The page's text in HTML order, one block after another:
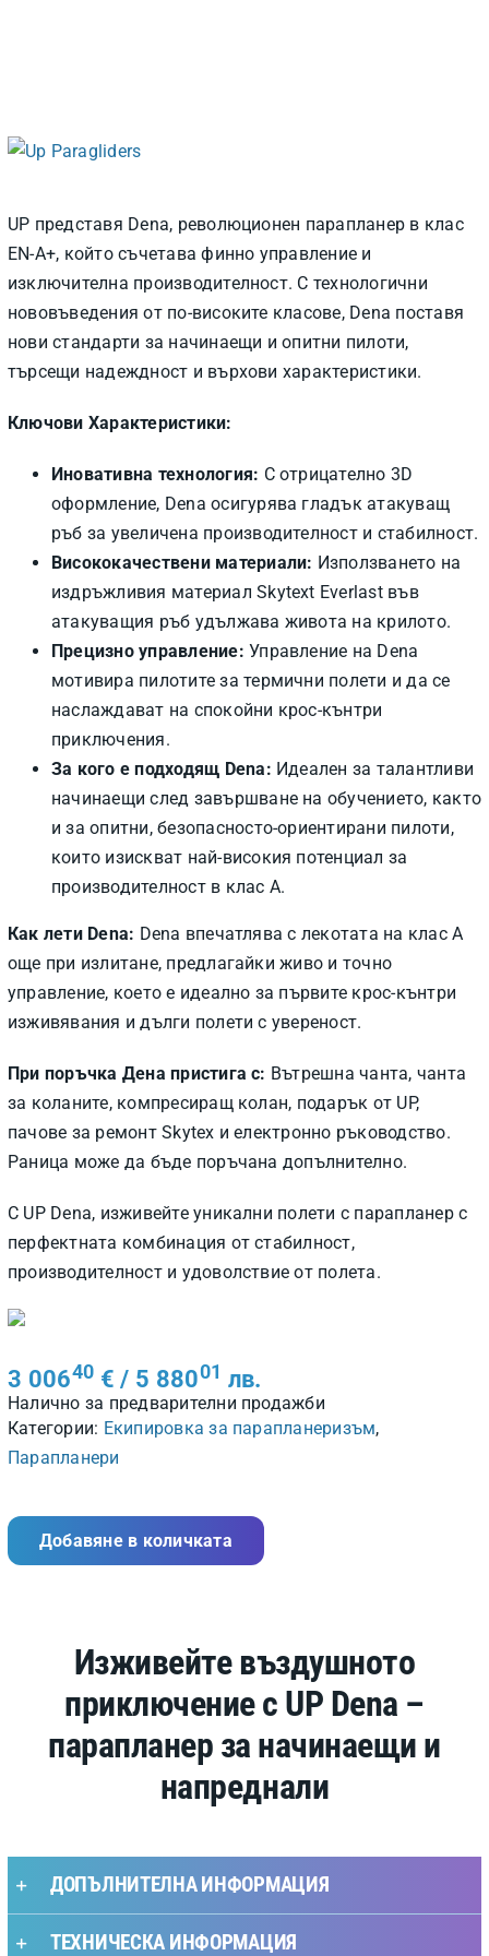
UP представя Dena, революционен парапланер в клас
EN-A+, който съчетава финно управление и
изключителна производителност. С технологични
нововъведения от по-високите класове, Dena поставя
нови стандарти за начинаещи и опитни пилоти,
търсещи надеждност и върхови характеристики.
Ключови Характеристики:
Иновативна технология: С отрицателно 3D
оформление, Dena осигурява гладък атакуващ
ръб за увеличена производителност и стабилност.
Висококачествени материали: Използването на
издръжливия материал Skytext Everlast във
атакуващия ръб удължава живота на крилото.
Прецизно управление: Управление на Dena
мотивира пилотите за термични полети и да се
наслаждават на спокойни крос-кънтри
приключения.
За кого е подходящ Dena: Идеален за талантливи
начинаещи след завършване на обучението, както
и за опитни, безопасносто-ориентирани пилоти,
които изискват най-високия потенциал за
производителност в клас A.
Как лети Dena: Dena впечатлява с лекотата на клас A
още при излитане, предлагайки живо и точно
управление, което е идеално за първите крос-кънтри
изживявания и дълги полети с увереност.
При поръчка Дена пристига с: Вътрешна чанта, чанта
за коланите, компресиращ колан, подарък от UP,
пачове за ремонт Skytex и електронно ръководство.
Раница може да бъде поръчана допълнително.
С UP Dena, изживейте уникални полети с парапланер с
перфектната комбинация от стабилност,
производителност и удоволствие от полета.
3 00640 € / 5 88001 лв.
Налично за предварителни продажби
Категории: Екипировка за парапланеризъм,
Парапланери
Добавяне в количката
Изживейте въздушното
приключение с UP Dena –
парапланер за начинаещи и
напреднали
ДОПЪЛНИТЕЛНА ИНФОРМАЦИЯ
ТЕХНИЧЕСКА ИНФОРМАЦИЯ